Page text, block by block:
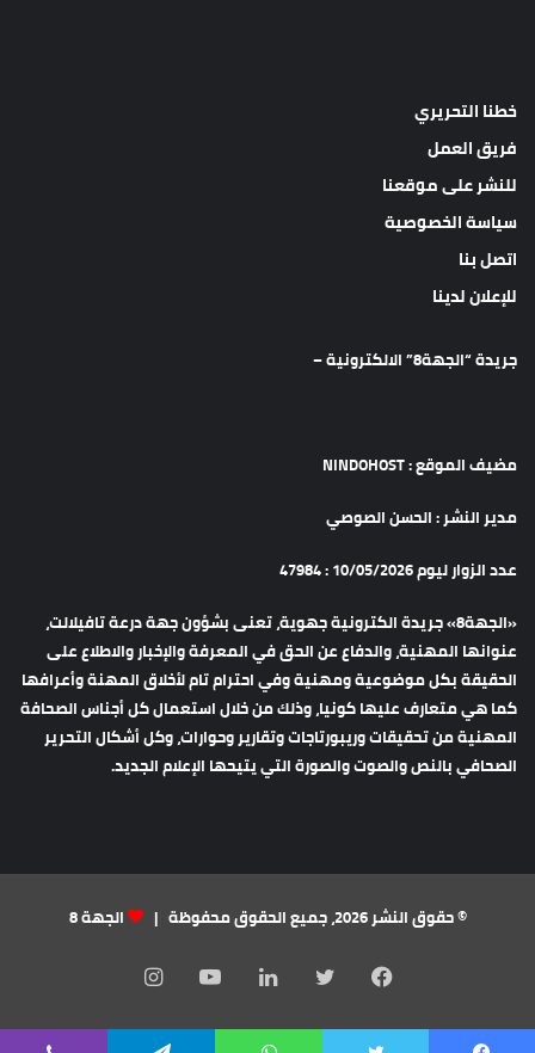
خطنا التحريري
فريق العمل
للنشر على موقعنا
سياسة الخصوصية
اتصل بنا
للإعلان لدينا
جريدة “الجهة8” الالكترونية –
مضيف الموقع : NINDOHOST
مدير النشر : الحسن الصوصي
عدد الزوار ليوم 10/05/2026 : 47984
«الجهة8» جريدة الكترونية جهوية، تعنى بشؤون جهة درعة تافيلالت،
عنوانها المهنية، والدفاع عن الحق في المعرفة والإخبار والاطلاع على
الحقيقة بكل موضوعية ومهنية وفي احترام تام لأخلاق المهنة وأعرافها
كما هي متعارف عليها كونيا، وذلك من خلال استعمال كل أجناس الصحافة
المهنية من تحقيقات وريبورتاجات وتقارير وحوارات، وكل أشكال التحرير
الصحافي بالنص والصوت والصورة التي يتيحها الإعلام الجديد.
© حقوق النشر 2026، جميع الحقوق محفوظة | الجهة 8